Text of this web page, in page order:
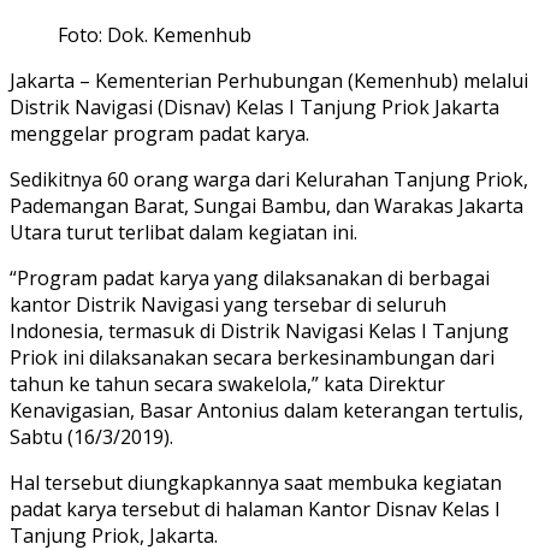
Foto: Dok. Kemenhub
Jakarta – Kementerian Perhubungan (Kemenhub) melalui
Distrik Navigasi (Disnav) Kelas I Tanjung Priok Jakarta
menggelar program padat karya.
Sedikitnya 60 orang warga dari Kelurahan Tanjung Priok,
Pademangan Barat, Sungai Bambu, dan Warakas Jakarta
Utara turut terlibat dalam kegiatan ini.
“Program padat karya yang dilaksanakan di berbagai
kantor Distrik Navigasi yang tersebar di seluruh
Indonesia, termasuk di Distrik Navigasi Kelas I Tanjung
Priok ini dilaksanakan secara berkesinambungan dari
tahun ke tahun secara swakelola,” kata Direktur
Kenavigasian, Basar Antonius dalam keterangan tertulis,
Sabtu (16/3/2019).
Hal tersebut diungkapkannya saat membuka kegiatan
padat karya tersebut di halaman Kantor Disnav Kelas I
Tanjung Priok, Jakarta.